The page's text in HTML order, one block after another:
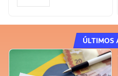
ÚLTIMOS